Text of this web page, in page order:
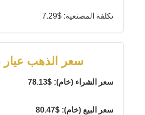
تكلفة المصنعية: $7.29
سعر الذهب عيار 18
سعر الشراء (خام): $78.13
سعر البيع (خام): $80.47